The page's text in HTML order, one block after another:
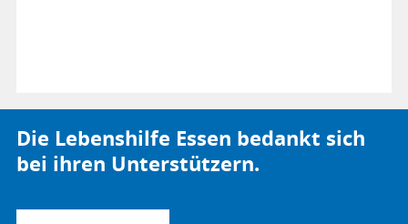
Die Lebenshilfe Essen bedankt sich
bei ihren Unterstützern.